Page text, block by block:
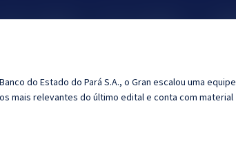
do Estado do Pará S.A., o Gran escalou uma equipe
mais relevantes do último edital e conta com material